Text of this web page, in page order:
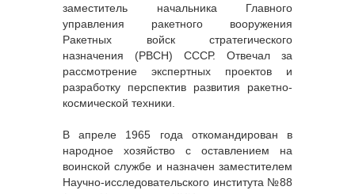
заместитель начальника Главного
управления ракетного вооружения
Ракетных войск стратегического
назначения (РВСН) СССР. Отвечал за
рассмотрение экспертных проектов и
разработку перспектив развития ракетно-
космической техники.
В апреле 1965 года откомандирован в
народное хозяйство с оставлением на
воинской службе и назначен заместителем
Научно-исследовательского института №88